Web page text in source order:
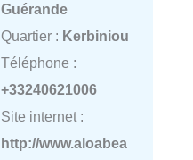
Guérande
Quartier : Kerbiniou
Téléphone :
+33240621006
Site internet :
http://www.aloabea